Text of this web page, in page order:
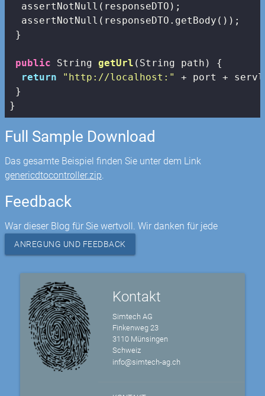
  assertNotNull(responseDTO);
  assertNotNull(responseDTO.getBody());
}
public String getUrl (String path)
{
return
"http://localhost:"
+ port +
}
}
Full Sample Download
Das gesamte Beispiel finden Sie unter dem Link
genericdtocontroller.zip.
Feedback
War dieser Blog für Sie wertvoll. Wir danken für jede
ANREGUNG UND FEEDBACK
Kontakt
Simtech AG
Finkenweg 23
3110 Münsingen
Schweiz
info@simtech-ag.ch